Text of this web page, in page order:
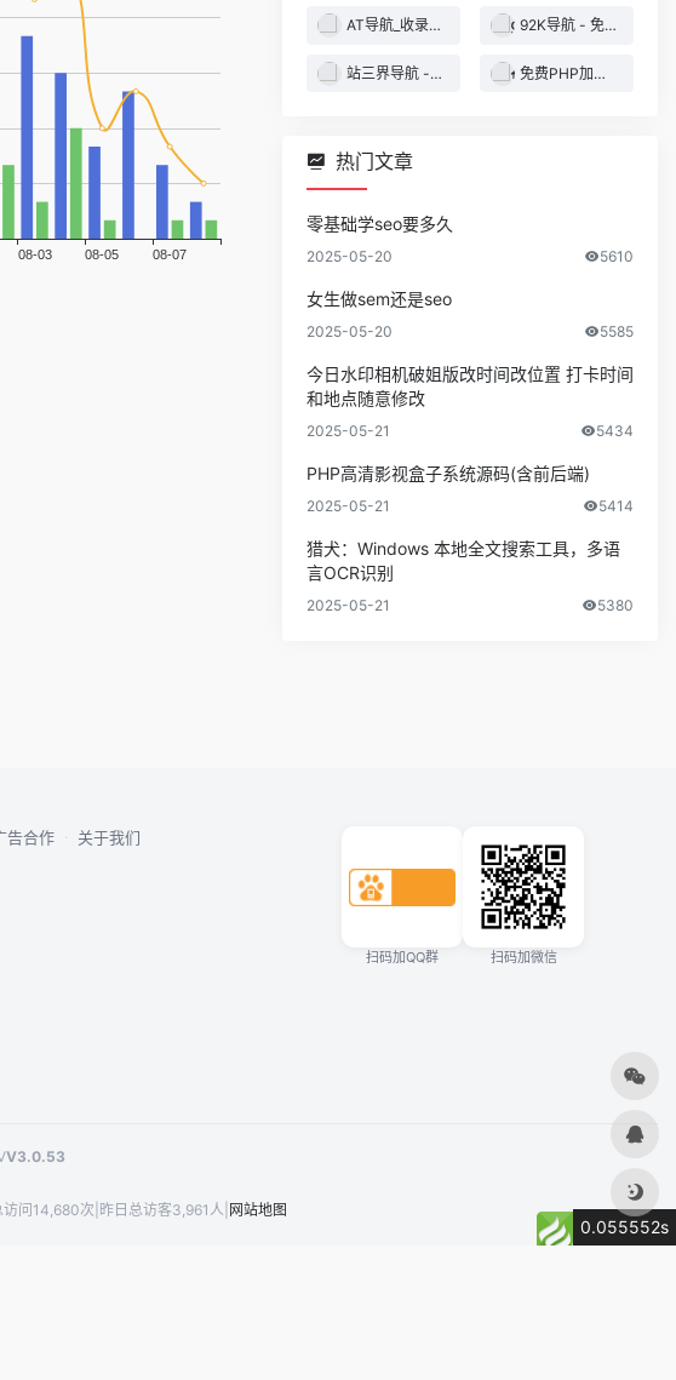
AT导航_收录网_免费收录网站_自动收录网_秒收录 92K导航 - 免费自动秒收录网址导航
站三界导航 - 网站目录,网址提交,分类目录,网站大全,名站导航之家 免费PHP加密系统 - PHP代码加密平台
热门文章
零基础学seo要多久
2025-05-20 5610
女生做sem还是seo
2025-05-20 5585
今日水印相机破姐版改时间改位置 打卡时间
和地点随意修改
2025-05-21 5434
PHP高清影视盒子系统源码(含前后端)
2025-05-21 5414
猎犬：Windows 本地全文搜索工具，多语
言OCR识别
2025-05-21 5380
告合作 · 关于我们
扫码加QQ群 扫码加微信
V3.0.53
访问14,680次 昨日总访客3,961人 网站地图
0.055552s